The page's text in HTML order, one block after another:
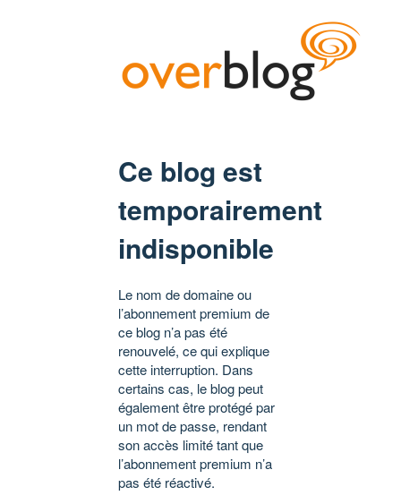
Ce blog est
temporairement
indisponible
Le nom de domaine ou
l’abonnement premium de
ce blog n’a pas été
renouvelé, ce qui explique
cette interruption. Dans
certains cas, le blog peut
également être protégé par
un mot de passe, rendant
son accès limité tant que
l’abonnement premium n’a
pas été réactivé.